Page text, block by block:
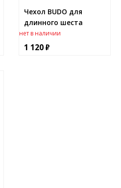
Чехол BUDO для
длинного шеста
нет в наличии
1 120